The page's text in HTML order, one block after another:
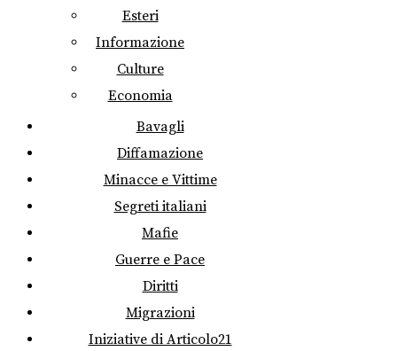
Esteri
Informazione
Culture
Economia
Bavagli
Diffamazione
Minacce e Vittime
Segreti italiani
Mafie
Guerre e Pace
Diritti
Migrazioni
Iniziative di Articolo21